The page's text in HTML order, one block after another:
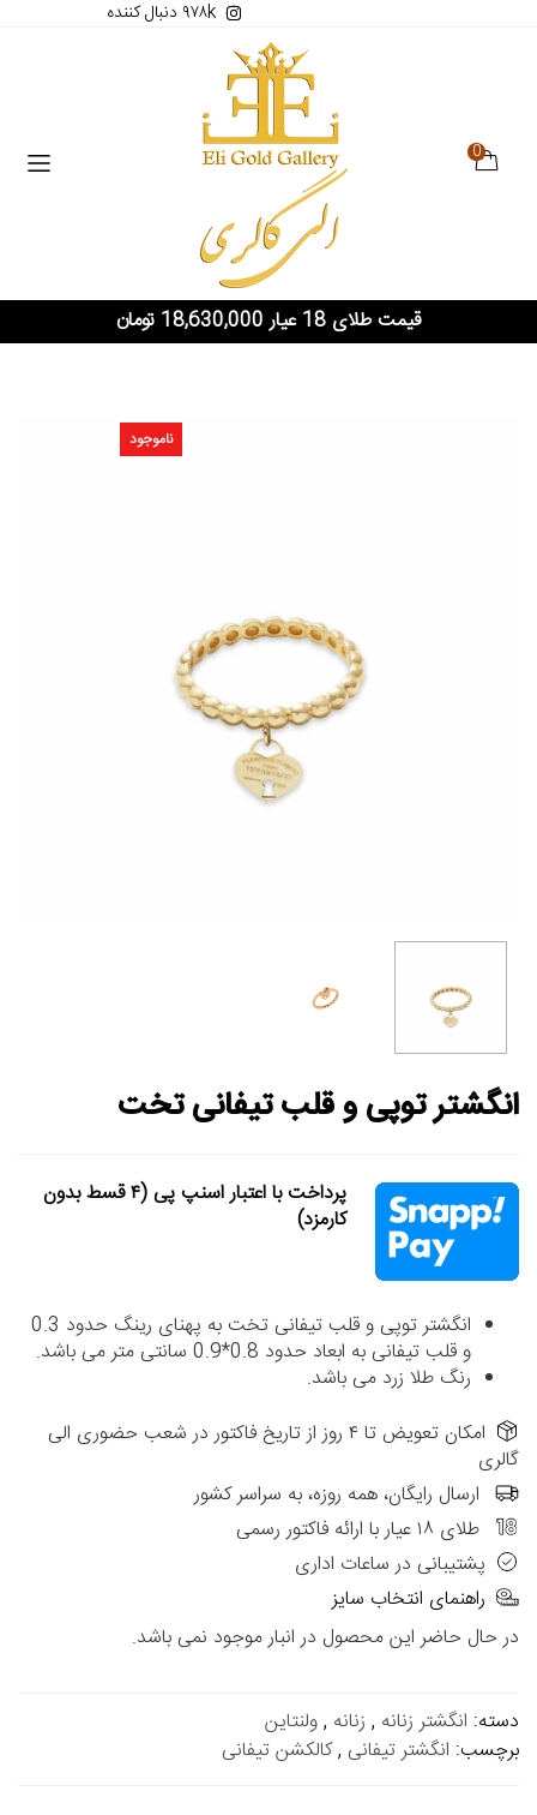
۹۷۸k دنبال کننده
0
قیمت طلای 18 عیار 18,630,000 تومان
ناموجود
انگشتر توپی و قلب تیفانی تخت
پرداخت با اعتبار اسنپ پی (۴ قسط بدون
کارمزد)
انگشتر توپی و قلب تیفانی تخت به پهنای رینگ حدود 0.3
و قلب تیفانی به ابعاد حدود 0.8*0.9 سانتی متر می باشد.
رنگ طلا زرد می باشد.
امکان تعویض تا ۴ روز از تاریخ فاکتور در شعب حضوری الی
گالری
ارسال رایگان، همه روزه، به سراسر کشور
طلای ۱۸ عیار با ارائه فاکتور رسمی
پشتیبانی در ساعات اداری
راهنمای انتخاب سایز
در حال حاضر این محصول در انبار موجود نمی باشد.
دسته: انگشتر زنانه , زنانه ,ولنتاین
برچسب: انگشتر تیفانی ,کالکشن تیفانی